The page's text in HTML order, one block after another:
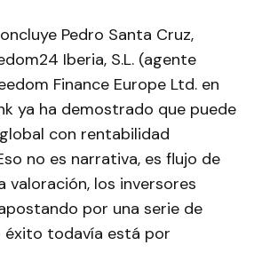
Pedro Santa Cruz,
Iberia, S.L. (agente
Finance Europe Ltd. en
ya ha demostrado que puede
con rentabilidad
no es narrativa, es flujo de
valoración, los inversores
por una serie de
éxito todavía está por